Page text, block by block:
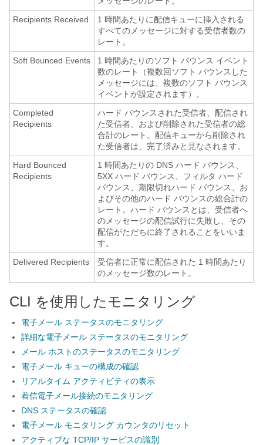
Recipients Received
1 時間あたりに配信キューに挿入される
すべてのメッセージに対する受信者数の
レート。
Soft Bounced Events
1 時間あたりのソフト バウンス イベント
数のレート（複数回ソフト バウンスした
メッセージには、複数のソフト バウンス
イベントが設定されます）。
Completed
Recipients
ハード バウンスされた受信者、配信され
た受信者、および削除された受信者の総
合計のレート。配信キューから削除され
た受信者は、完了済みと見なされます。
Hard Bounced
Recipients
1 時間あたりの DNS ハード バウンス、
5XX ハード バウンス、フィルタ ハード
バウンス、期限切れハード バウンス、お
よびその他のハード バウンスの総合計の
レート。ハード バウンスとは、受信者へ
のメッセージの配信試行に失敗し、その
配信がただちに終了されることをいいま
す。
Delivered Recipients
受信者に正常に配信された 1 時間あたり
のメッセージ数のレート。
CLI を使用したモニタリング
電子メール ステータスのモニタリング
詳細な電子メール ステータスのモニタリング
メール ホストのステータスのモニタリング
電子メール キューの構成の確認
リアルタイム アクティビティの表示
着信電子メール接続のモニタリング
DNS ステータスの確認
電子メール モニタリング カウンタのリセット
アクティブな TCP/IP サービスの識別